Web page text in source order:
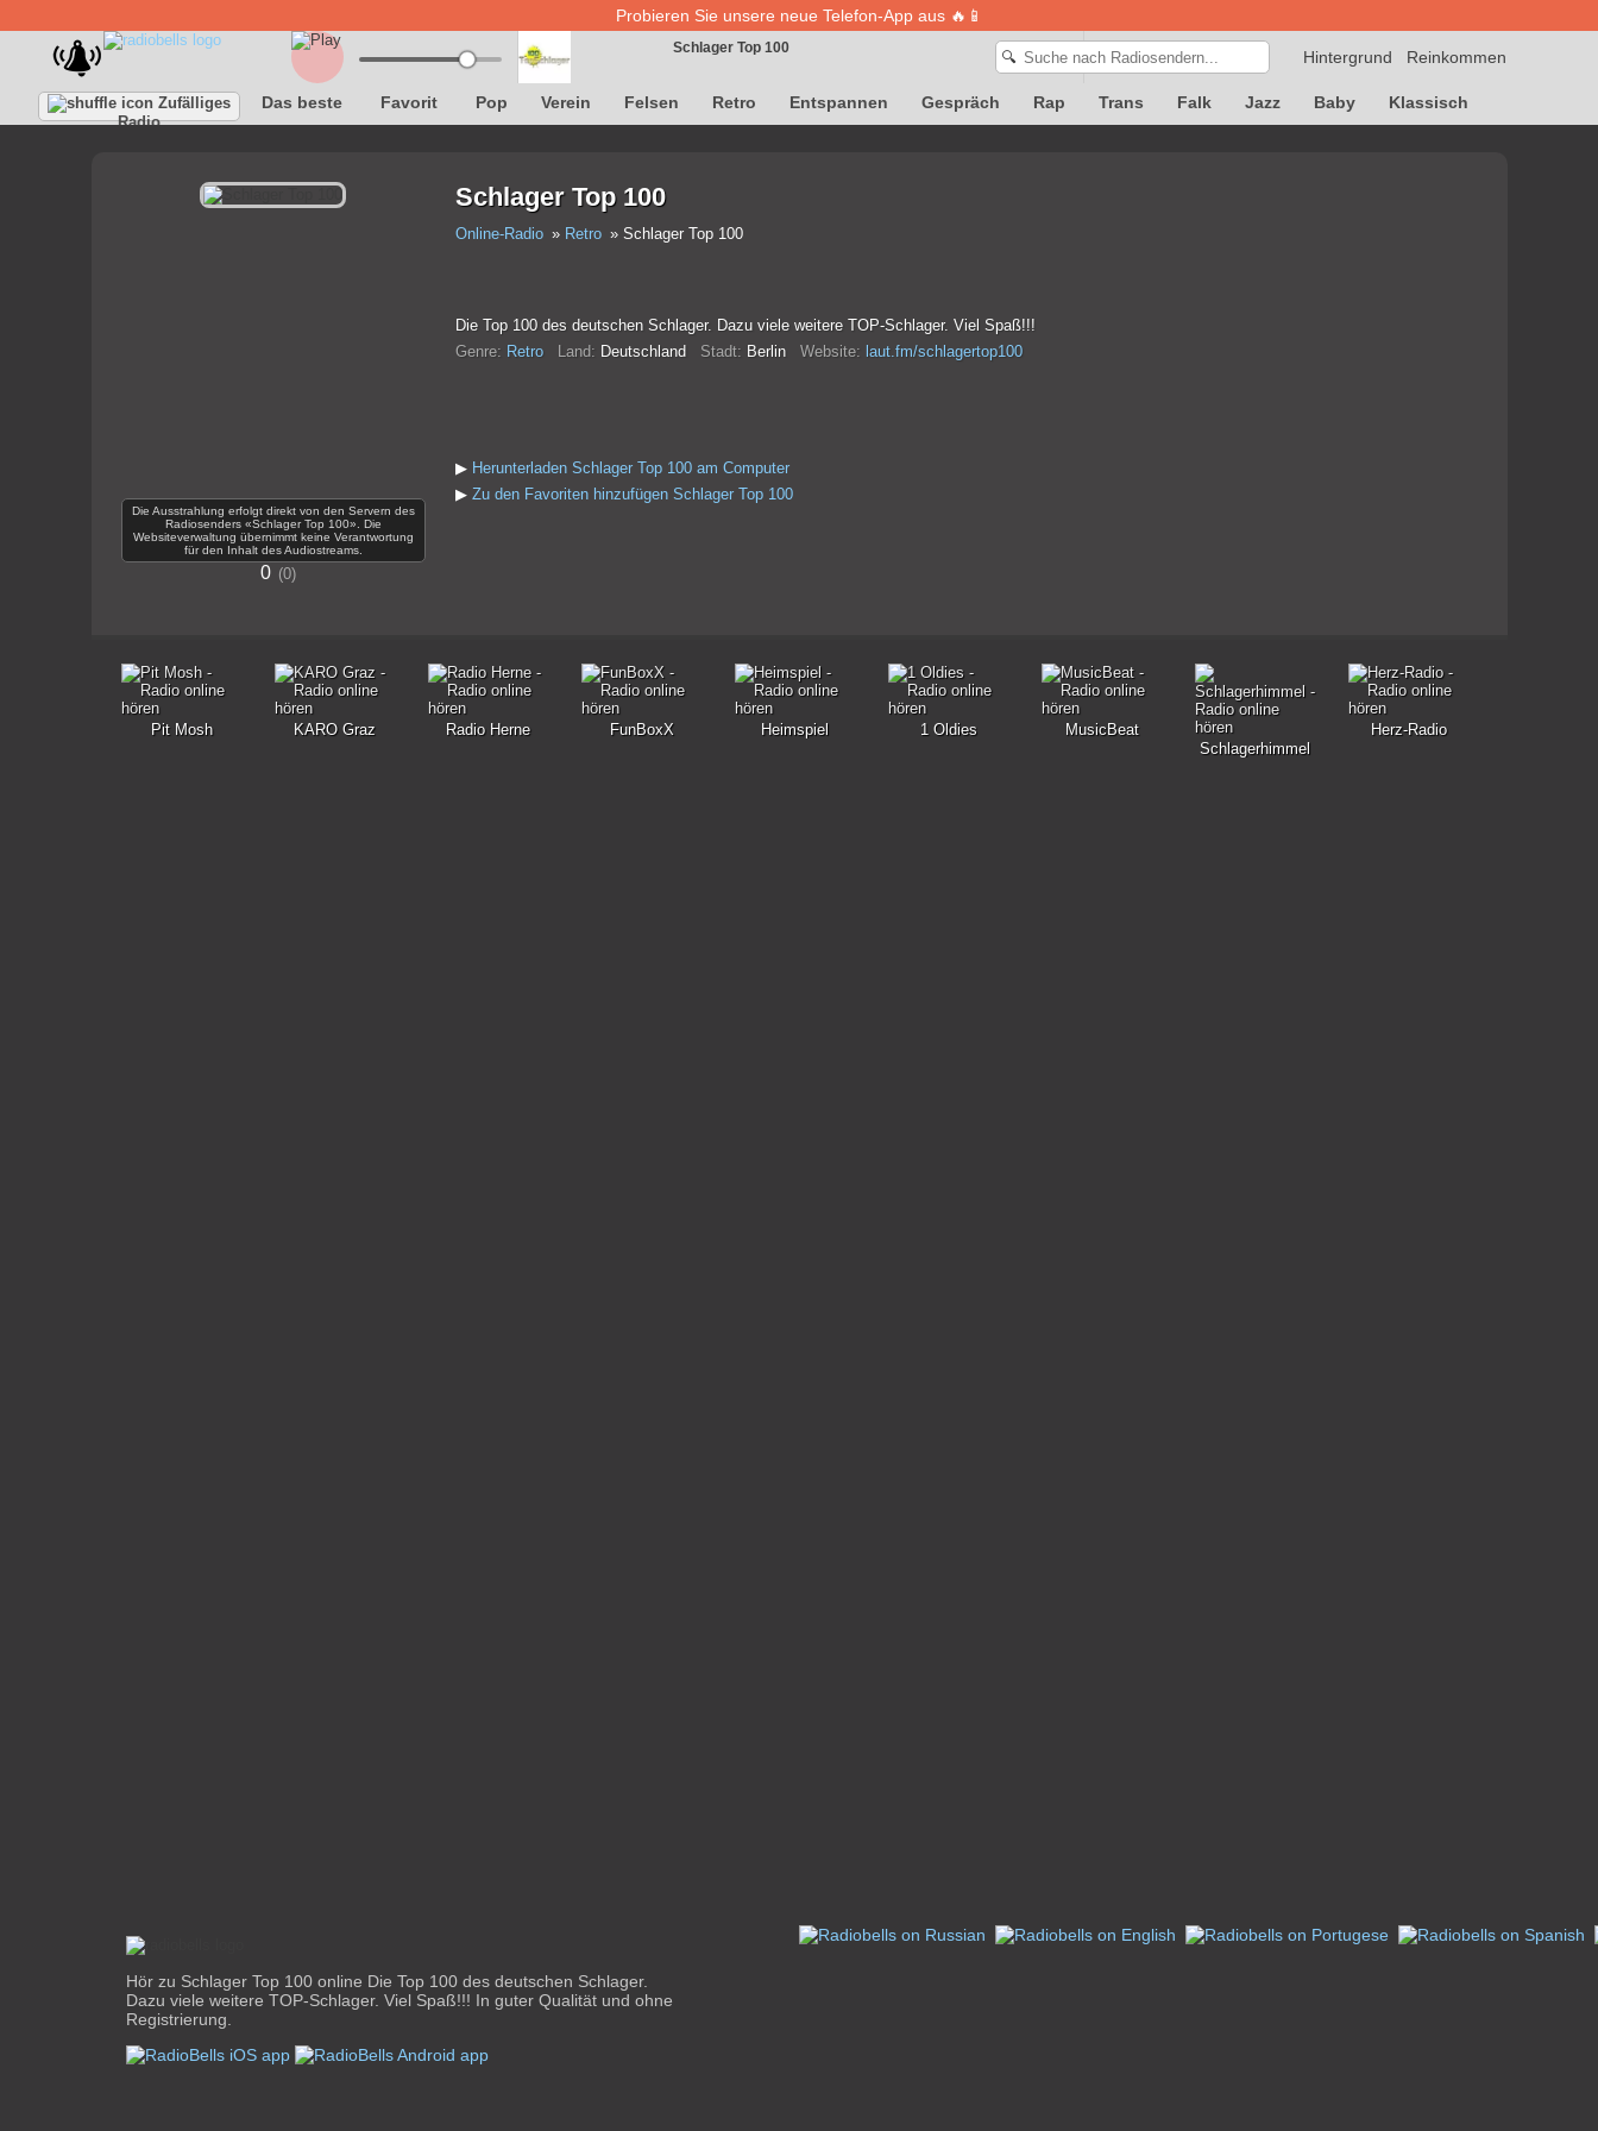
Probieren Sie unsere neue Telefon-App aus 🔥📱
Reinkommen
Hintergrund
🔍
Schlager Top 100
Zufälliges
Radio
Das beste Favorit Pop Verein Felsen Retro Entspannen Gespräch Rap Trans Falk Jazz Baby Klassisch
Die Ausstrahlung erfolgt direkt von den Servern des
Radiosenders «Schlager Top 100». Die
Websiteverwaltung übernimmt keine Verantwortung
für den Inhalt des Audiostreams.
0 0
Schlager Top 100
Online-Radio Retro Schlager Top 100
Die Top 100 des deutschen Schlager. Dazu viele weitere TOP-Schlager. Viel Spaß!!!
Genre: Retro Land: Deutschland Stadt: Berlin Website: laut.fm/schlagertop100
▶ Herunterladen Schlager Top 100 am Computer
▶ Zu den Favoriten hinzufügen Schlager Top 100
Pit Mosh KARO Graz Radio Herne FunBoxX Heimspiel 1 Oldies
MusicBeat
Schlagerhimmel
Herz-Radio
Hör zu Schlager Top 100 online Die Top 100 des deutschen Schlager.
Dazu viele weitere TOP-Schlager. Viel Spaß!!! In guter Qualität und ohne
Registrierung.